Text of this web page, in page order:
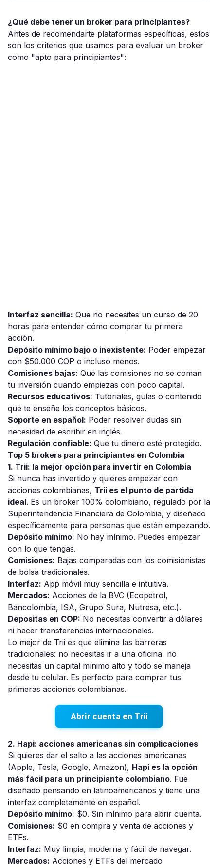
¿Qué debe tener un broker para principiantes?
Antes de recomendarte plataformas específicas, estos
son los criterios que usamos para evaluar un broker
como "apto para principiantes":
Interfaz sencilla: Que no necesites un curso de 20
horas para entender cómo comprar tu primera
acción.
Depósito mínimo bajo o inexistente: Poder empezar
con $50.000 COP o incluso menos.
Comisiones bajas: Que las comisiones no se coman
tu inversión cuando empiezas con poco capital.
Recursos educativos: Tutoriales, guías o contenido
que te enseñe los conceptos básicos.
Soporte en español: Poder resolver dudas sin
necesidad de escribir en inglés.
Regulación confiable: Que tu dinero esté protegido.
Top 5 brokers para principiantes en Colombia
1. Trii: la mejor opción para invertir en Colombia
Si nunca has invertido y quieres empezar con
acciones colombianas, Trii es el punto de partida
ideal. Es un broker 100% colombiano, regulado por la
Superintendencia Financiera de Colombia, y diseñado
específicamente para personas que están empezando.
Depósito mínimo: No hay mínimo. Puedes empezar
con lo que tengas.
Comisiones: Bajas comparadas con los comisionistas
de bolsa tradicionales.
Interfaz: App móvil muy sencilla e intuitiva.
Mercados: Acciones de la BVC (Ecopetrol,
Bancolombia, ISA, Grupo Sura, Nutresa, etc.).
Depositas en COP: No necesitas convertir a dólares
ni hacer transferencias internacionales.
Lo mejor de Trii es que elimina las barreras
tradicionales: no necesitas ir a una oficina, no
necesitas un capital mínimo alto y todo se maneja
desde tu celular. Es perfecto para comprar tus
primeras acciones colombianas.
Abrir cuenta en Trii
2. Hapi: acciones americanas sin complicaciones
Si quieres dar el salto a las acciones americanas
(Apple, Tesla, Google, Amazon), Hapi es la opción
más fácil para un principiante colombiano. Fue
diseñado pensando en latinoamericanos y tiene una
interfaz completamente en español.
Depósito mínimo: $0. Sin mínimo para abrir cuenta.
Comisiones: $0 en compra y venta de acciones y
ETFs.
Interfaz: Muy limpia, moderna y fácil de navegar.
Mercados: Acciones y ETFs del mercado